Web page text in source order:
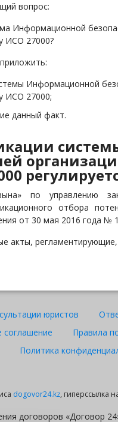
вопрос:
Информационной
ИСО 27000?
Информационной
ИСО 27000;
данный факт.
по управлению
отбора
от 30 мая 2016 года №
акты,
юристов
соглашение Правила
Политика
dogovor24.kz, гиперссылка
договоров «Договор